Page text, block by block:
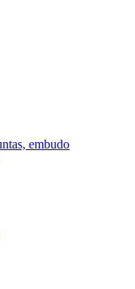
embudo